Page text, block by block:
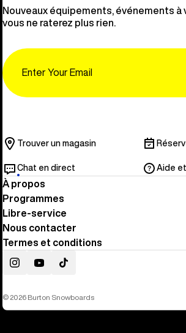
Nouveaux équipements, événements à
vous ne raterez plus rien.
Trouver un magasin
Chat en direct Aide
À propos
Programmes
Libre-service
Nous contacter
Termes et conditions
InstagramYouTubeTikTok
© 2026 Burton Snowboards